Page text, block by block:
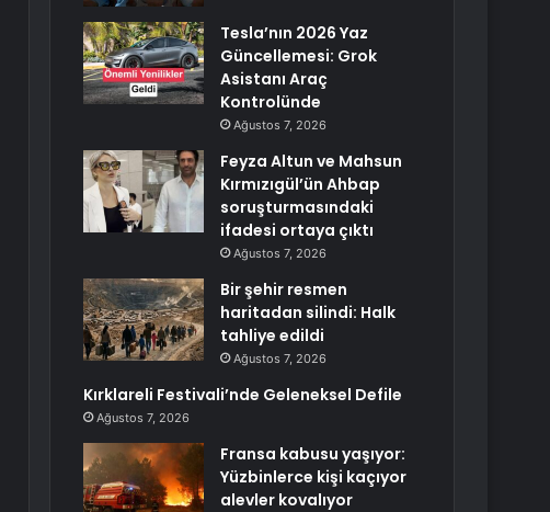
Tesla’nın 2026 Yaz
Güncellemesi: Grok
Asistanı Araç
Kontrolünde
Ağustos 7, 2026
Feyza Altun ve Mahsun
Kırmızıgül’ün Ahbap
soruşturmasındaki
ifadesi ortaya çıktı
Ağustos 7, 2026
Bir şehir resmen
haritadan silindi: Halk
tahliye edildi
Ağustos 7, 2026
Kırklareli Festivali’nde Geleneksel Defile
Ağustos 7, 2026
Fransa kabusu yaşıyor:
Yüzbinlerce kişi kaçıyor
alevler kovalıyor